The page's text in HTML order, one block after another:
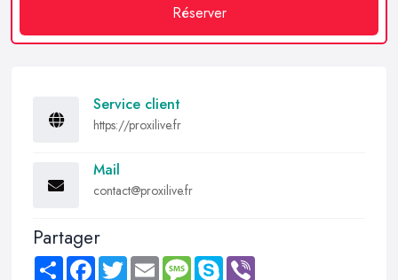
Réserver
Service client
https://proxilive.fr
Mail
contact@proxilive.fr
Partager
Share FacebookTwitter Email MessageSkype